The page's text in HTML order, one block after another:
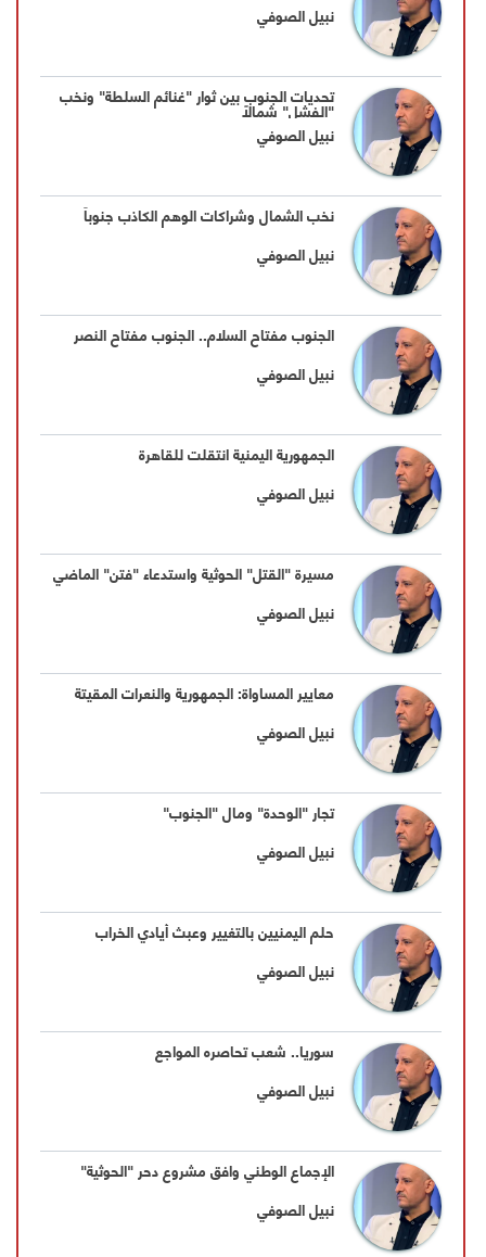
نبيل الصوفي
تحديات الجنوب بين ثوار "غنائم السلطة" ونخب
"الفشل" شمالاً
نبيل الصوفي
نخب الشمال وشراكات الوهم الكاذب جنوباً
نبيل الصوفي
الجنوب مفتاح السلام‬⁩.. ‏⁧‫الجنوب مفتاح النصر‬⁩
نبيل الصوفي
الجمهورية اليمنية انتقلت للقاهرة
نبيل الصوفي
مسيرة "القتل" الحوثية واستدعاء "فتن" الماضي
نبيل الصوفي
معايير المساواة: الجمهورية والنعرات المقيتة
نبيل الصوفي
تجار "الوحدة" ومال "الجنوب"
نبيل الصوفي
حلم اليمنيين بالتغيير وعبث أيادي الخراب
نبيل الصوفي
سوريا.. شعب تحاصره المواجع
نبيل الصوفي
الإجماع الوطني وافق مشروع دحر "الحوثية"
نبيل الصوفي